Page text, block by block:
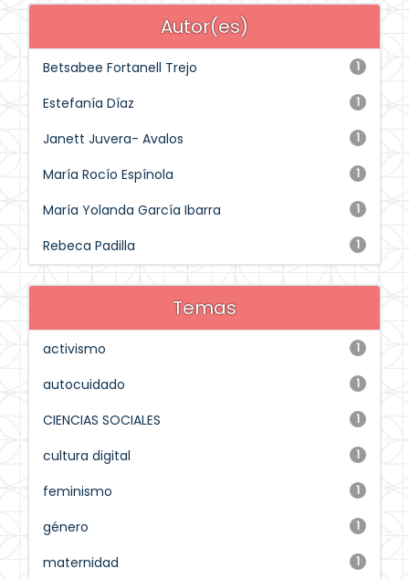
Autor(es)
1
Betsabee Fortanell Trejo
1
Estefanía Díaz
1
Janett Juvera- Avalos
1
María Rocío Espínola
1
María Yolanda García Ibarra
1
Rebeca Padilla
Temas
1
activismo
1
autocuidado
1
CIENCIAS SOCIALES
1
cultura digital
1
feminismo
1
género
1
maternidad